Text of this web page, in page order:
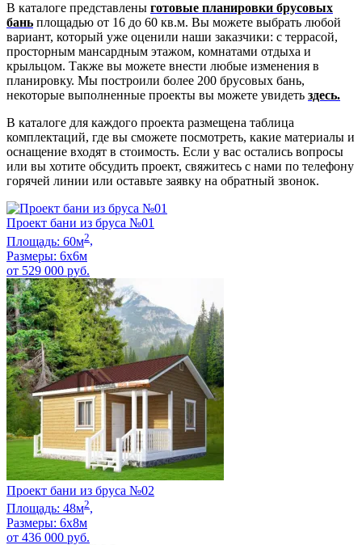
В каталоге представлены готовые планировки брусовых
бань площадью от 16 до 60 кв.м. Вы можете выбрать любой
вариант, который уже оценили наши заказчики: с террасой,
просторным мансардным этажом, комнатами отдыха и
крыльцом. Также вы можете внести любые изменения в
планировку. Мы построили более 200 брусовых бань,
некоторые выполненные проекты вы можете увидеть здесь.
В каталоге для каждого проекта размещена таблица
комплектаций, где вы сможете посмотреть, какие материалы и
оснащение входят в стоимость. Если у вас остались вопросы
или вы хотите обсудить проект, свяжитесь с нами по телефону
горячей линии или оставьте заявку на обратный звонок.
Проект бани из бруса №01
Площадь: 60м2,
Размеры: 6х6м
от 529 000 руб.
Проект бани из бруса №02
Площадь: 48м2,
Размеры: 6х8м
от 436 000 руб.